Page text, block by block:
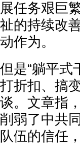
展任务艰巨
祉的持续改
动作为。
但是“躺平式
打折扣、搞
谈。文章指
削弱了中共
队伍的信任